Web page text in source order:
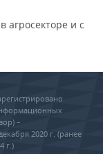
агросекторе и с
–
2020 г. (ранее
г.)